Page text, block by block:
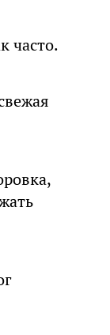
часто.